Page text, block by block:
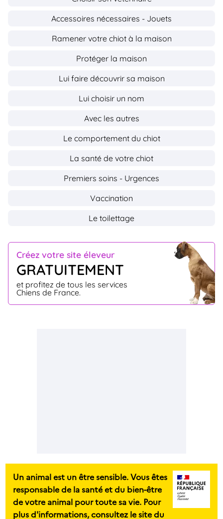
Créez votre site éleveur
GRATUITEMENT
et profitez de tous les services
Chiens de France.
Accessoires nécessaires - Jouets
Ramener votre chiot à la maison
Protéger la maison
Lui faire découvrir sa maison
Lui choisir un nom
Avec les autres
Le comportement du chiot
La santé de votre chiot
Premiers soins - Urgences
Vaccination
Le toilettage
Un animal est un être sensible. Vous êtes
responsable de la santé et du bien-être
de votre animal pour toute sa vie. Pour
plus d'informations, consultez le site du